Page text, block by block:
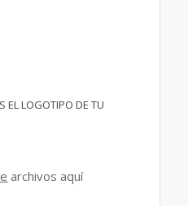
EL LOGOTIPO DE TU
archivos aquí